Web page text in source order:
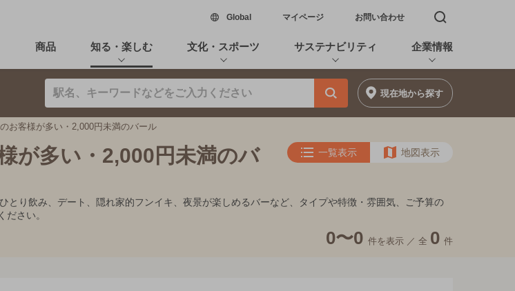
Global新しいウィンドウで開く
マイページ お問い合わせ 検索窓を開く
商品 知る・楽しむ 文化・スポーツ サステナビリティ 企業情報
現在地から探す
お客様が多い・2,000円未満のバール
が多い・2,000円未満のバ
一覧表示 地図表示
り飲み、デート、隠れ家的フンイキ、夜景が楽しめるバーなど、タイプや特徴・雰囲気、ご予算の
さい。
0〜0 件を表示 ／ 全 0 件